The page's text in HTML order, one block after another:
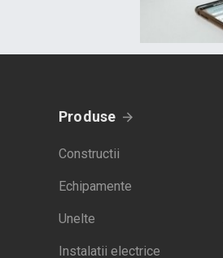
Produse
Constructii
Echipamente
Unelte
Instalatii electrice